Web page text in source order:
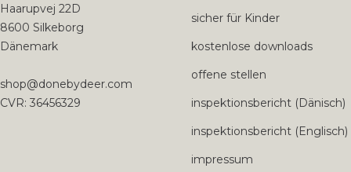
Haarupvej 22D
8600 Silkeborg
Dänemark
shop@donebydeer.com
CVR: 36456329
sicher für Kinder
kostenlose downloads
offene stellen
inspektionsbericht (Dänisch)
inspektionsbericht (Englisch)
impressum